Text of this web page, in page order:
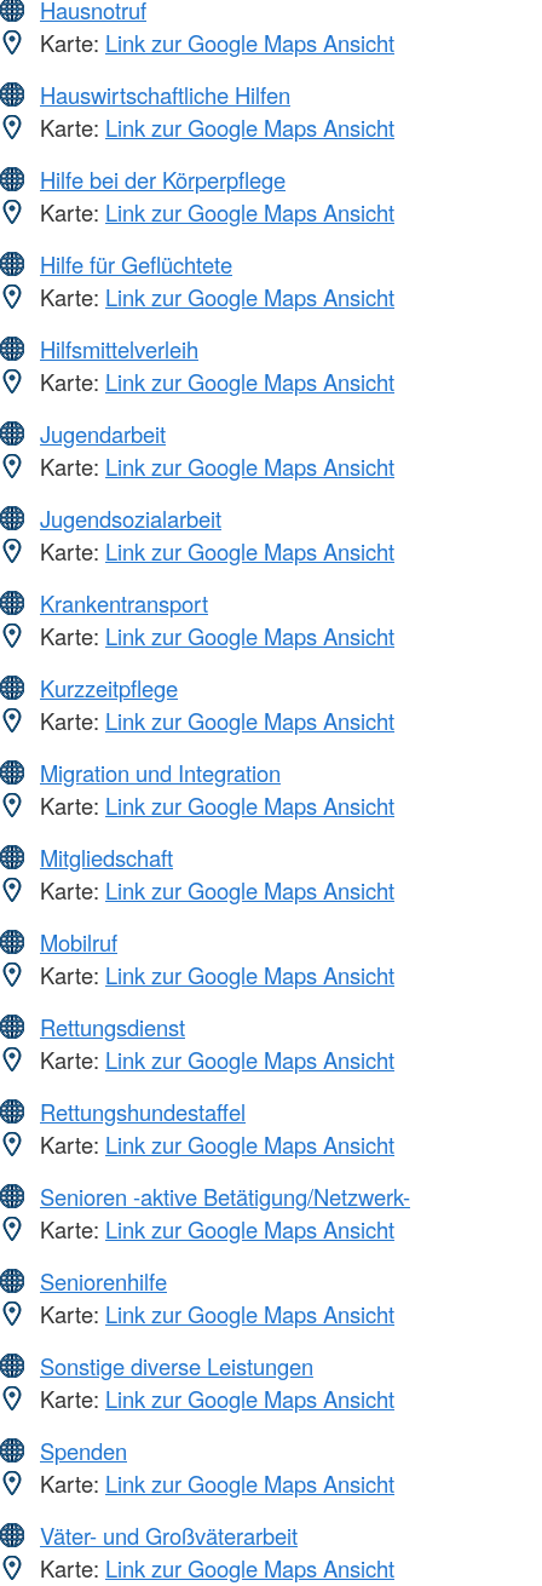
Hausnotruf
Karte: Link zur Google Maps Ansicht
Hauswirtschaftliche Hilfen
Karte: Link zur Google Maps Ansicht
Hilfe bei der Körperpflege
Karte: Link zur Google Maps Ansicht
Hilfe für Geflüchtete
Karte: Link zur Google Maps Ansicht
Hilfsmittelverleih
Karte: Link zur Google Maps Ansicht
Jugendarbeit
Karte: Link zur Google Maps Ansicht
Jugendsozialarbeit
Karte: Link zur Google Maps Ansicht
Krankentransport
Karte: Link zur Google Maps Ansicht
Kurzzeitpflege
Karte: Link zur Google Maps Ansicht
Migration und Integration
Karte: Link zur Google Maps Ansicht
Mitgliedschaft
Karte: Link zur Google Maps Ansicht
Mobilruf
Karte: Link zur Google Maps Ansicht
Rettungsdienst
Karte: Link zur Google Maps Ansicht
Rettungshundestaffel
Karte: Link zur Google Maps Ansicht
Senioren -aktive Betätigung/Netzwerk-
Karte: Link zur Google Maps Ansicht
Seniorenhilfe
Karte: Link zur Google Maps Ansicht
Sonstige diverse Leistungen
Karte: Link zur Google Maps Ansicht
Spenden
Karte: Link zur Google Maps Ansicht
Väter- und Großväterarbeit
Karte: Link zur Google Maps Ansicht